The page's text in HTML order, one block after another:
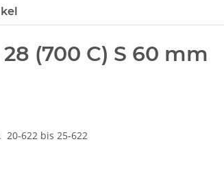
(700 C) S 60 mm
20-622 bis 25-622